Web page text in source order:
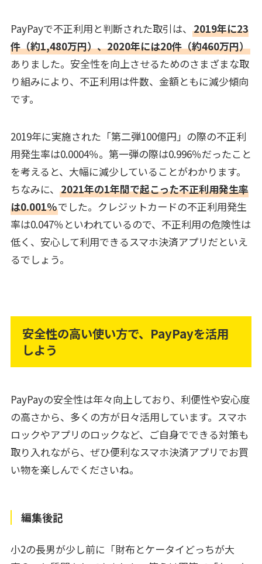
PayPayで不正利用と判断された取引は、 2019年に23
件（約1,480万円）、2020年には20件（約460万円）
ありました。安全性を向上させるためのさまざまな取
り組みにより、不正利用は件数、金額ともに減少傾向
です。
2019年に実施された「第二弾100億円」の際の不正利
用発生率は0.0004％。第一弾の際は0.996％だったこと
を考えると、大幅に減少していることがわかります。
ちなみに、 2021年の1年間で起こった不正利用発生率
は0.001％でした。クレジットカードの不正利用発生
率は0.047％といわれているので、不正利用の危険性は
低く、安心して利用できるスマホ決済アプリだといえ
るでしょう。
安全性の高い使い方で、PayPayを活用
しよう
PayPayの安全性は年々向上しており、利便性や安心度
の高さから、多くの方が日々活用しています。スマホ
ロックやアプリのロックなど、ご自身でできる対策も
取り入れながら、ぜひ便利なスマホ決済アプリでお買
い物を楽しんでくださいね。
編集後記
小2の長男が少し前に「財布とケータイどっちが大